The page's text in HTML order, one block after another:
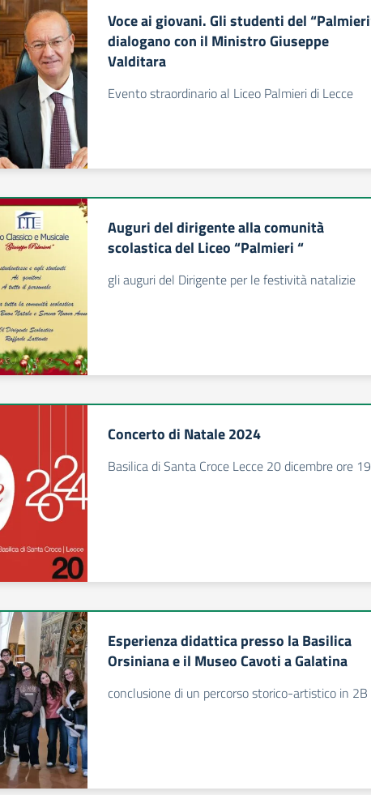
Voce ai giovani. Gli studenti del
dialogano con il Ministro Giuseppe
Valditara
Evento straordinario al Liceo Palmieri di Lecce
Auguri del dirigente alla comunità
scolastica del Liceo “Palmieri “
gli auguri del Dirigente per le festività natalizie
Concerto di Natale 2024
Basilica di Santa Croce Lecce 20 dicembre ore
Esperienza didattica presso la Basilica
Orsiniana e il Museo Cavoti a Galatina
conclusione di un percorso storico-artistico in 2B